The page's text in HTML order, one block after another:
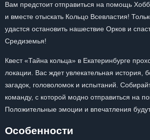
Вам предстоит отправиться на помощь
и вместе отыскать Кольцо Всевластия!
удастся остановить нашествие Орков и
Средиземья!
Квест «Тайна кольца» в Екатеринбурге
локации. Вас ждет увлекательная история,
загадок, головоломок и испытаний.
команду, с которой модно отправиться на
Положительные эмоции и впечатления
Особенности